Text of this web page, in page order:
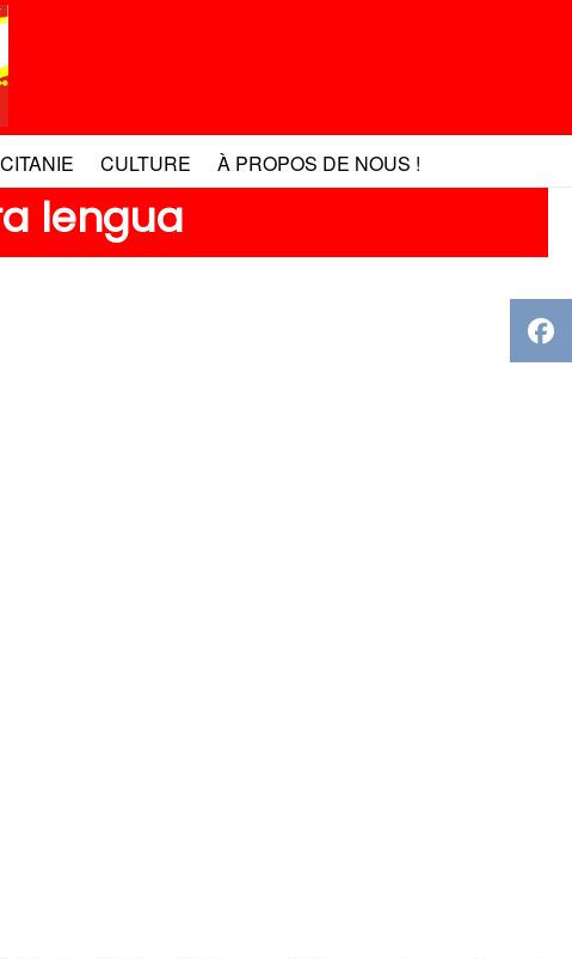
CULTURE À PROPOS DE NOUS !
lengua